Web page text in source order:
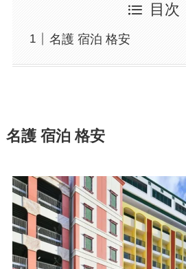
目次
名護 宿泊 格安
名護 宿泊 格安